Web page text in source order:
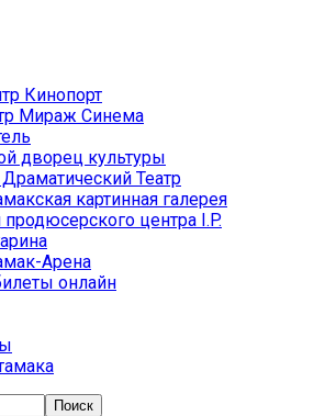
Кинопорт
Мираж Синема
дворец культуры
Театр
картинная галерея
центра I.P.
Арена
онлайн